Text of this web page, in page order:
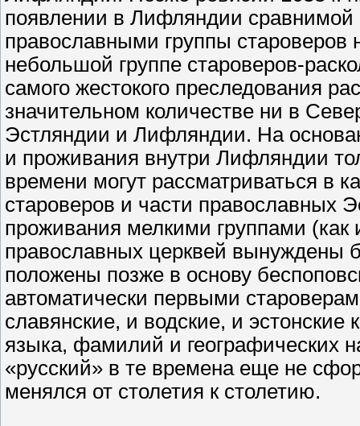
появлении в Лифляндии сравнимой
православными группы староверов
небольшой группе староверов-
самого жестокого преследования
значительном количестве ни в
Эстляндии и Лифляндии. На
и проживания внутри Лифляндии
времени могут рассматриваться в
староверов и части православных
проживания мелкими группами
православных церквей вынуждены
положены позже в основу
автоматически первыми
славянские, и водские, и
языка, фамилий и географических
«русский» в те времена еще не
менялся от столетия к столетию.